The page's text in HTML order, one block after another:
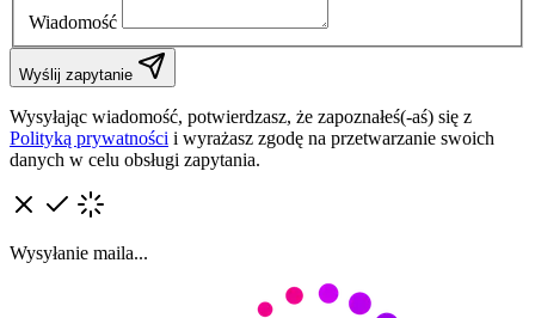
Wiadomość
Wyślij zapytanie
Wysyłając wiadomość, potwierdzasz, że zapoznałeś(-aś) się z
Polityką prywatności i wyrażasz zgodę na przetwarzanie swoich
danych w celu obsługi zapytania.
Wysyłanie maila...